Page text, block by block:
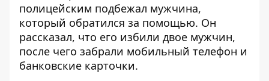
полицейским подбежал мужчина,
который обратился за помощью. Он
рассказал, что его избили двое мужчин,
после чего забрали мобильный телефон и
банковские карточки.